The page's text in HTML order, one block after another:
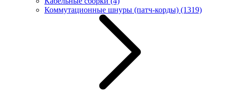
Коммутационные шнуры (патч-корды) (1319)